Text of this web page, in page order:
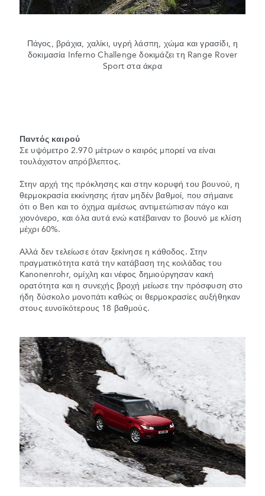
Πάγος, βράχια, χαλίκι, υγρή λάσπη, χώμα και γρασίδι, η
δοκιμασία Inferno Challenge δοκιμάζει τη Range Rover
Sport στα άκρα
Παντός καιρού
Σε υψόμετρο 2.970 μέτρων ο καιρός μπορεί να είναι
τουλάχιστον απρόβλεπτος.
Στην αρχή της πρόκλησης και στην κορυφή του βουνού, η
θερμοκρασία εκκίνησης ήταν μηδέν βαθμοί, που σήμαινε
ότι ο Ben και το όχημα αμέσως αντιμετώπισαν πάγο και
χιονόνερο, και όλα αυτά ενώ κατέβαιναν το βουνό με κλίση
μέχρι 60%.
Αλλά δεν τελείωσε όταν ξεκίνησε η κάθοδος. Στην
πραγματικότητα κατά την κατάβαση της κοιλάδας του
Kanonenrohr, ομίχλη και νέφος δημιούργησαν κακή
ορατότητα και η συνεχής βροχή μείωσε την πρόσφυση στο
ήδη δύσκολο μονοπάτι καθώς οι θερμοκρασίες αυξήθηκαν
στους ευνοϊκότερους 18 βαθμούς.